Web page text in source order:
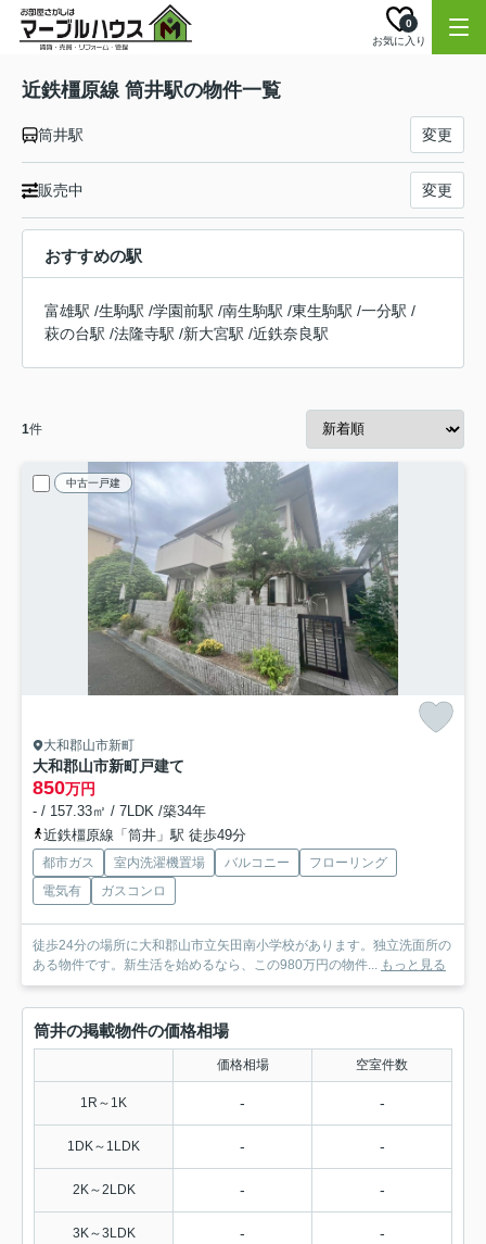
お気に入り
0
近鉄橿原線 筒井駅の物件一覧
筒井駅 変更
販売中 変更
おすすめの駅
富雄駅 /生駒駅 /学園前駅 /南生駒駅 /東生駒駅 /一分駅 /
萩の台駅 /法隆寺駅 /新大宮駅 /近鉄奈良駅
1件
中古一戸建
大和郡山市新町
大和郡山市新町戸建て
850万円
- / 157.33㎡ / 7LDK /築34年
近鉄橿原線「筒井」駅 徒歩49分
都市ガス 室内洗濯機置場 バルコニー
フローリング
電気有
ガスコンロ
徒歩24分の場所に大和郡山市立矢田南小学校があります。独立洗面所の
ある物件です。新生活を始めるなら、この980万円の物件... もっと見る
筒井の掲載物件の価格相場
価格相場 空室件数
1R～1K - -
1DK～1LDK - -
2K～2LDK - -
3K～3LDK - -